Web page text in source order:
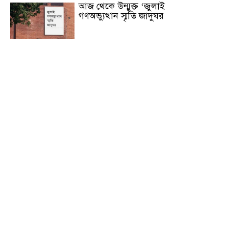
আজ থেকে উন্মুক্ত ‘জুলাই
গণঅভ্যুত্থান স্মৃতি জাদুঘর